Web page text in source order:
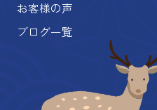
お客様の声
ブログ一覧